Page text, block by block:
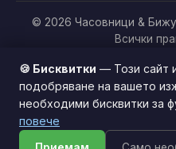
© 2026 Часовници &
Всички
Партньорско
съдържа партньорски
продукт през тях, може да
това да
ни помага да
Този сайт използва
🍪 Бисквитки — Този сайт
подобряване на вашето
необходими бисквитки за
повече